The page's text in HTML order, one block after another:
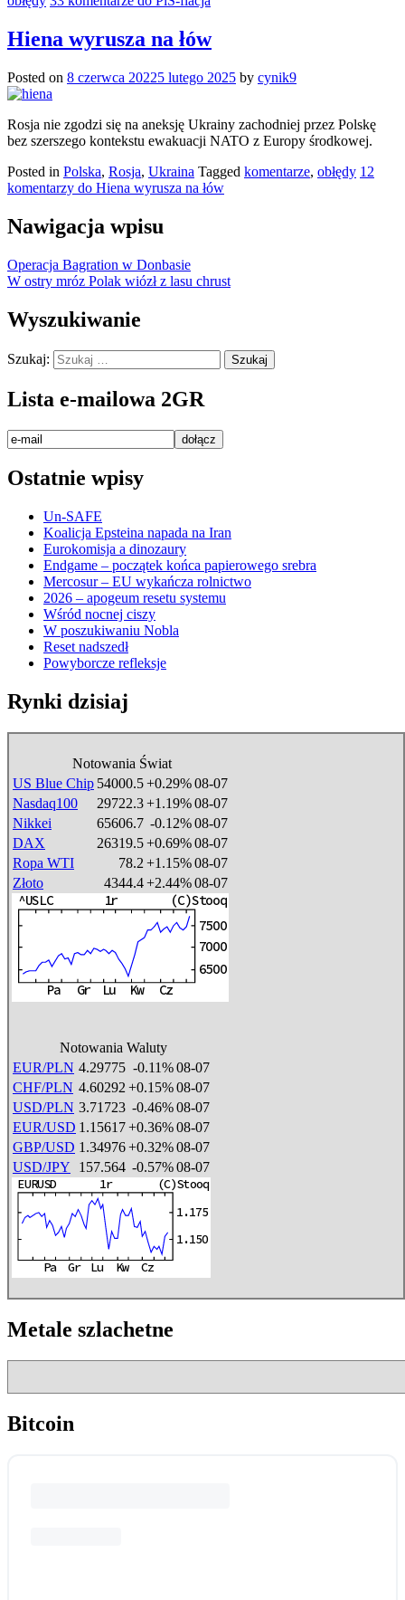
Hiena wyrusza na łów
Posted on 8 czerwca 20225 lutego 2025 by cynik9
Rosja nie zgodzi się na aneksję Ukrainy zachodniej przez Polskę
bez szerszego kontekstu ewakuacji NATO z Europy środkowej.
Posted in Polska, Rosja, Ukraina Tagged komentarze, obłędy 12
komentarzy do Hiena wyrusza na łów
Nawigacja wpisu
Operacja Bagration w Donbasie
W ostry mróz Polak wiózł z lasu chrust
Wyszukiwanie
Szukaj:
Lista e-mailowa 2GR
Ostatnie wpisy
Un-SAFE
Koalicja Epsteina napada na Iran
Eurokomisja a dinozaury
Endgame – początek końca papierowego srebra
Mercosur – EU wykańcza rolnictwo
2026 – apogeum resetu systemu
Wśród nocnej ciszy
W poszukiwaniu Nobla
Reset nadszedł
Powyborcze refleksje
Rynki dzisiaj
Notowania Świat
US Blue Chip 54000.5+0.29%08-07
Nasdaq100
29722.3+1.19%08-07
Nikkei
65606.7 -0.12%08-07
DAX
26319.5+0.69%08-07
Ropa WTI
78.2 +1.15%08-07
Złoto
4344.4+2.44%08-07
Notowania Waluty
EUR/PLN 4.29775 -0.11%08-07
CHF/PLN 4.60292 +0.15%08-07
USD/PLN 3.71723 -0.46%08-07
EUR/USD 1.15617+0.36%08-07
GBP/USD 1.34976+0.32%08-07
USD/JPY
157.564 -0.57%08-07
Metale szlachetne
Bitcoin